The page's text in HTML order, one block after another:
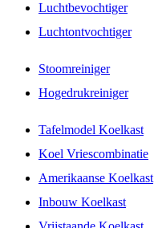
Luchtbevochtiger
Luchtontvochtiger
Stoomreiniger
Hogedrukreiniger
Tafelmodel Koelkast
Koel Vriescombinatie
Amerikaanse Koelkast
Inbouw Koelkast